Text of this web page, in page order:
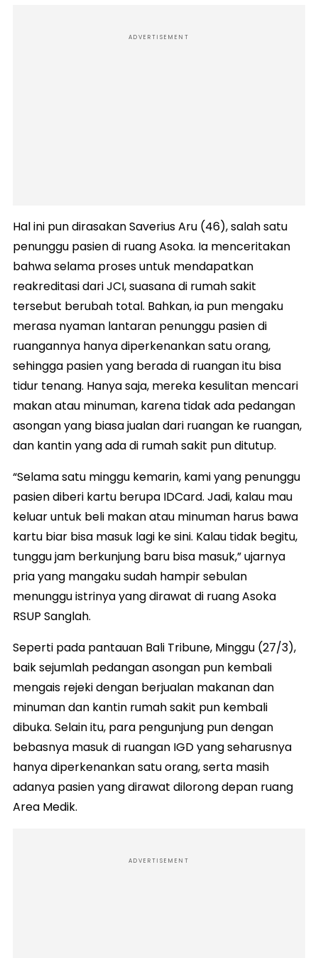
ADVERTISEMENT
Hal ini pun dirasakan Saverius Aru (46), salah satu
penunggu pasien di ruang Asoka. Ia menceritakan
bahwa selama proses untuk mendapatkan
reakreditasi dari JCI, suasana di rumah sakit
tersebut berubah total. Bahkan, ia pun mengaku
merasa nyaman lantaran penunggu pasien di
ruangannya hanya diperkenankan satu orang,
sehingga pasien yang berada di ruangan itu bisa
tidur tenang. Hanya saja, mereka kesulitan mencari
makan atau minuman, karena tidak ada pedangan
asongan yang biasa jualan dari ruangan ke ruangan,
dan kantin yang ada di rumah sakit pun ditutup.
“Selama satu minggu kemarin, kami yang penunggu
pasien diberi kartu berupa IDCard. Jadi, kalau mau
keluar untuk beli makan atau minuman harus bawa
kartu biar bisa masuk lagi ke sini. Kalau tidak begitu,
tunggu jam berkunjung baru bisa masuk,” ujarnya
pria yang mangaku sudah hampir sebulan
menunggu istrinya yang dirawat di ruang Asoka
RSUP Sanglah.
Seperti pada pantauan Bali Tribune, Minggu (27/3),
baik sejumlah pedangan asongan pun kembali
mengais rejeki dengan berjualan makanan dan
minuman dan kantin rumah sakit pun kembali
dibuka. Selain itu, para pengunjung pun dengan
bebasnya masuk di ruangan IGD yang seharusnya
hanya diperkenankan satu orang, serta masih
adanya pasien yang dirawat dilorong depan ruang
Area Medik.
ADVERTISEMENT